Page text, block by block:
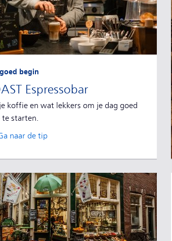
Espressobar
begin
koffie en wat lekkers om je dag goed
te starten.
naar de tip